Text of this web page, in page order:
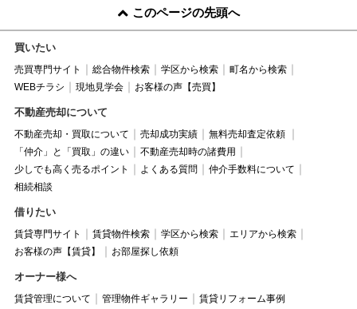
このページの先頭へ
買いたい
売買専門サイト 総合物件検索 学区から検索
町名から検索
WEBチラシ
現地見学会 お客様の声【売買】
不動産売却について
不動産売却・買取について 売却成功実績
無料売却査定依頼
「仲介」と「買取」の違い
不動産売却時の諸費用
少しでも高く売るポイント
よくある質問
仲介手数料について
相続相談
借りたい
賃貸専門サイト 賃貸物件検索 学区から検索
エリアから検索
お客様の声【賃貸】
お部屋探し依頼
オーナー様へ
賃貸管理について 管理物件ギャラリー 賃貸リフォーム事例